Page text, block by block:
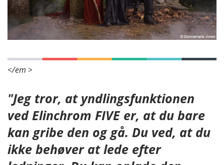
</em >
"Jeg tror, at yndlingsfunktionen
ved Elinchrom FIVE er, at du bare
kan gribe den og gå. Du ved, at du
ikke behøver at lede efter